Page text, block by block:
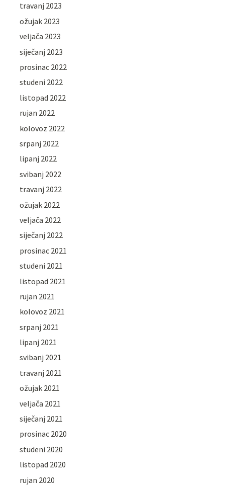
travanj 2023
ožujak 2023
veljača 2023
siječanj 2023
prosinac 2022
studeni 2022
listopad 2022
rujan 2022
kolovoz 2022
srpanj 2022
lipanj 2022
svibanj 2022
travanj 2022
ožujak 2022
veljača 2022
siječanj 2022
prosinac 2021
studeni 2021
listopad 2021
rujan 2021
kolovoz 2021
srpanj 2021
lipanj 2021
svibanj 2021
travanj 2021
ožujak 2021
veljača 2021
siječanj 2021
prosinac 2020
studeni 2020
listopad 2020
rujan 2020